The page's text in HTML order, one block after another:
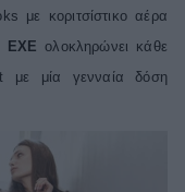
με κοριτσίστικο αέρα
EXE ολοκληρώνει κάθε
με μία γενναία δόση